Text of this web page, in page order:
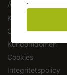
Ångra köp
Kontakta oss
Om oss
Kundomdömen
Cookies
Integritetspolicy